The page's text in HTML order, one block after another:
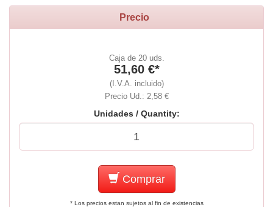
Precio
Caja de 20 uds.
51,60 €*
(I.V.A. incluido)
Precio Ud.: 2,58 €
Unidades / Quantity:
Comprar
* Los precios estan sujetos al fin de existencias